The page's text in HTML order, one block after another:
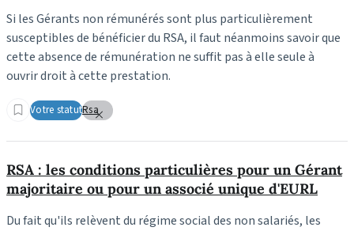
Si les Gérants non rémunérés sont plus particulièrement
susceptibles de bénéficier du RSA, il faut néanmoins savoir que
cette absence de rémunération ne suffit pas à elle seule à
ouvrir droit à cette prestation.
Votre statutRsa
RSA : les conditions particulières pour un Gérant
majoritaire ou pour un associé unique d'EURL
Du fait qu'ils relèvent du régime social des non salariés, les